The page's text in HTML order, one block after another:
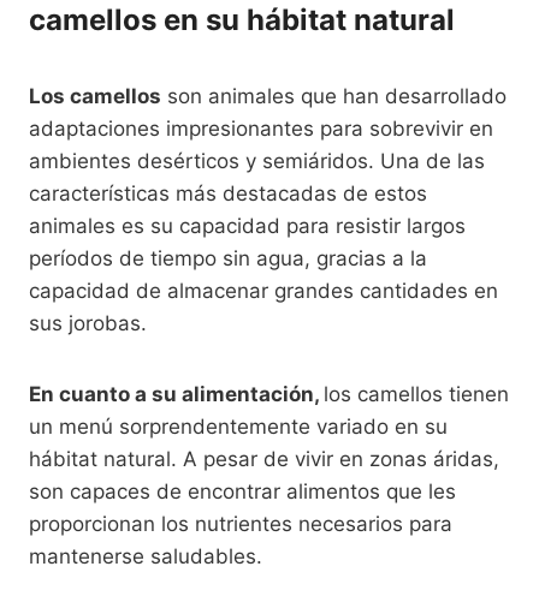
camellos en su hábitat natural
Los camellos son animales que han desarrollado
adaptaciones impresionantes para sobrevivir en
ambientes desérticos y semiáridos. Una de las
características más destacadas de estos
animales es su capacidad para resistir largos
períodos de tiempo sin agua, gracias a la
capacidad de almacenar grandes cantidades en
sus jorobas.
En cuanto a su alimentación, los camellos tienen
un menú sorprendentemente variado en su
hábitat natural. A pesar de vivir en zonas áridas,
son capaces de encontrar alimentos que les
proporcionan los nutrientes necesarios para
mantenerse saludables.